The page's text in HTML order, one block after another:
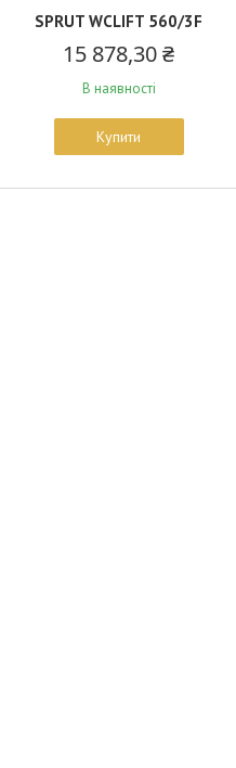
SPRUT WCLIFT 560/3F
15 878,30 ₴
В наявності
Купити